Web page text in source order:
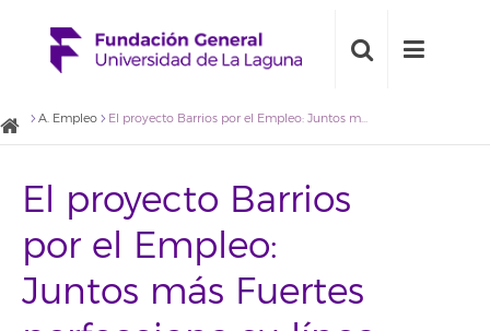
A. Empleo El proyecto Barrios por el Empleo: Juntos más Fuertes perfecciona su línea de trabajo en orientación laboral
El proyecto Barrios
por el Empleo:
Juntos más Fuertes